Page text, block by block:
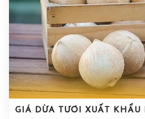
GIÁ DỪA TƯƠI XUẤT